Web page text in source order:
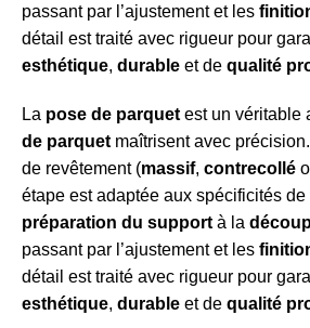
passant par l’ajustement et les
détail est traité avec rigueur pour
esthétique, durable et de qualité
La pose de parquet est un véritable
de parquet maîtrisent avec
de revêtement (massif, contrecollé
étape est adaptée aux spécificités
préparation du support à la
passant par l’ajustement et les
détail est traité avec rigueur pour
esthétique, durable et de qualité